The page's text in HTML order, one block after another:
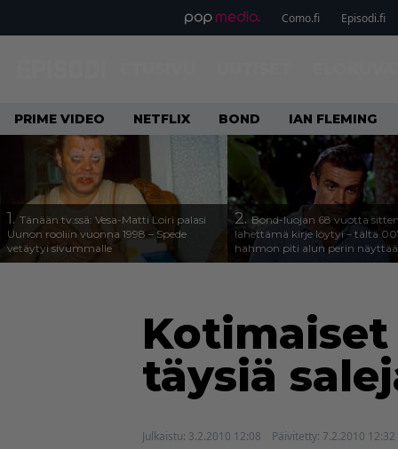
Como.fi Episodi.fi
PRIME VIDEO NETFLIX BOND IAN FLEMING
1. Tänään tv:ssä: Vesa-Matti Loiri palasi
Uunon rooliin vuonna 1998 – Spede
vetäytyi sivummalle
2.Bond-luojan 68 vuotta sitten
lähettämä kirje löytyi – tältä
hahmon piti alun perin näyttää
täysiä
Julkaistu: 3.2.2010 12:08 Päivitetty: 7.2.2010 12:32